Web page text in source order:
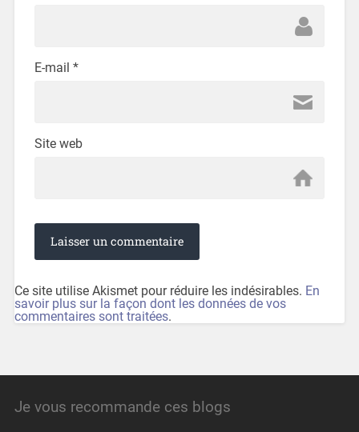
E-mail *
Site web
Ce site utilise Akismet pour réduire les indésirables. En
savoir plus sur la façon dont les données de vos
commentaires sont traitées.
Je vous recommande ces blogs